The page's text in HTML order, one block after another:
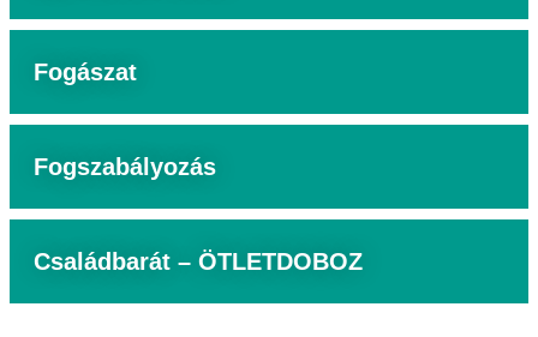
Fogászat
Fogszabályozás
Családbarát – ÖTLETDOBOZ